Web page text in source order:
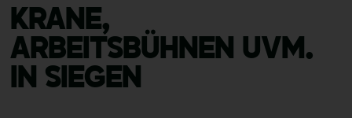
KRANE,
ARBEITSBÜHNEN UVM.
IN SIEGEN